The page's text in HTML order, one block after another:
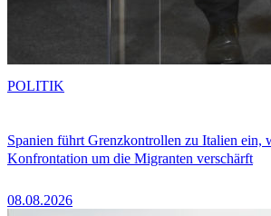
Spanien führt Grenzkontrollen zu Italien ein,
Konfrontation um die Migranten verschärft
08.08.2026
POLITIK